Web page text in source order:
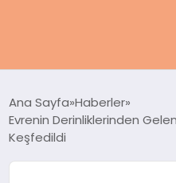
KADIN
Ana Sayfa Haberler
Evrenin Derinliklerinden
Keşfedildi